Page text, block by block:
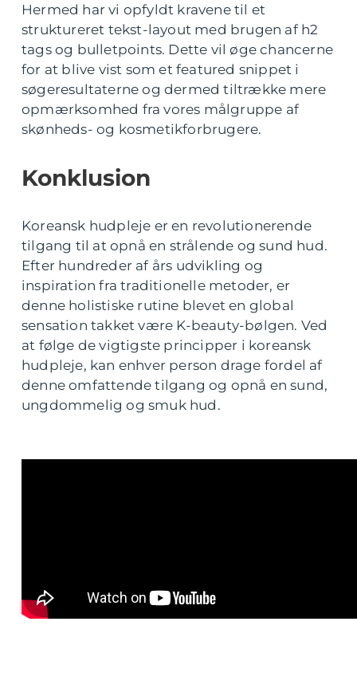
Hermed har vi opfyldt kravene til et
struktureret tekst-layout med brugen af h2
tags og bulletpoints. Dette vil øge chancerne
for at blive vist som et featured snippet i
søgeresultaterne og dermed tiltrække mere
opmærksomhed fra vores målgruppe af
skønheds- og kosmetikforbrugere.
Konklusion
Koreansk hudpleje er en revolutionerende
tilgang til at opnå en strålende og sund hud.
Efter hundreder af års udvikling og
inspiration fra traditionelle metoder, er
denne holistiske rutine blevet en global
sensation takket være K-beauty-bølgen. Ved
at følge de vigtigste principper i koreansk
hudpleje, kan enhver person drage fordel af
denne omfattende tilgang og opnå en sund,
ungdommelig og smuk hud.